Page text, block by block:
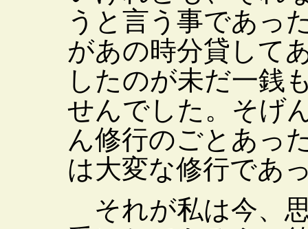
うと言う事であっ
があの時分貸して
したのが未だ一銭
せんでした。そげ
ん修行のごとあっ
は大変な修行であ
それが私は今、